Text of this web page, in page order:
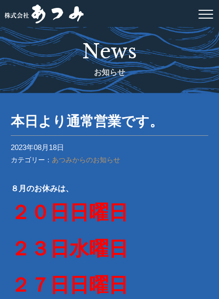
News
お知らせ
本日より通常営業です。
2023年08月18日
カテゴリー： あつみからのお知らせ
８月のお休みは、
２０日日曜日
２３日水曜日
２７日日曜日